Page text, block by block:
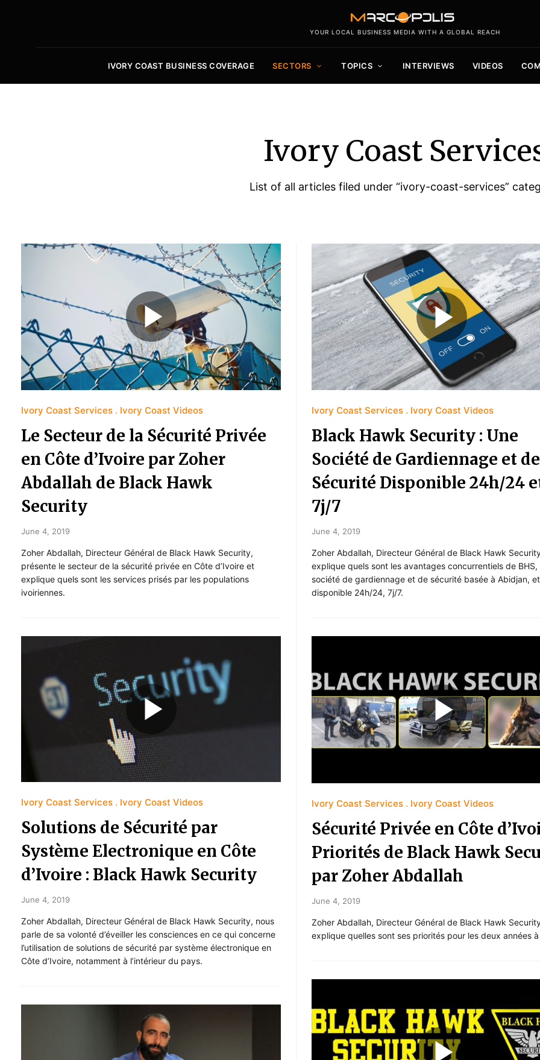
YOUR LOCAL BUSINESS MEDIA WITH A GLOBAL REACH
IVORY COAST BUSINESS COVERAGE SECTORS TOPICS INTERVIEWS VIDEOS
Ivory Coast
List of all articles filed under “ivory-coast-services”
Ivory Coast Services Ivory Coast Videos
Le Secteur de la Sécurité Privée
en Côte d’Ivoire par Zoher
Abdallah de Black Hawk
Security
June 4, 2019
Zoher Abdallah, Directeur Général de Black Hawk Security,
présente le secteur de la sécurité privée en Côte d’Ivoire et
explique quels sont les services prisés par les populations
ivoiriennes.
Ivory Coast Services Ivory Coast Videos
Solutions de Sécurité par
Système Electronique en Côte
d’Ivoire : Black Hawk Security
June 4, 2019
Zoher Abdallah, Directeur Général de Black Hawk Security, nous
parle de sa volonté d’éveiller les consciences en ce qui concerne
l’utilisation de solutions de sécurité par système électronique en
Côte d’Ivoire, notamment à l’intérieur du pays.
Ivory Coast Services Ivory Coast Videos
Black Hawk Security : Une
Société de Gardiennage et de
Sécurité Disponible 24h/24
7j/7
June 4, 2019
Zoher Abdallah, Directeur Général de Black Hawk
explique quels sont les avantages concurrentiels de BHS,
société de gardiennage et de sécurité basée à Abidjan, et
disponible 24h/24, 7j/7.
Ivory Coast Services Ivory Coast Videos
Sécurité Privée en Côte
Priorités de Black Hawk
par Zoher Abdallah
June 4, 2019
Zoher Abdallah, Directeur Général de Black Hawk
explique quelles sont ses priorités pour les deux années